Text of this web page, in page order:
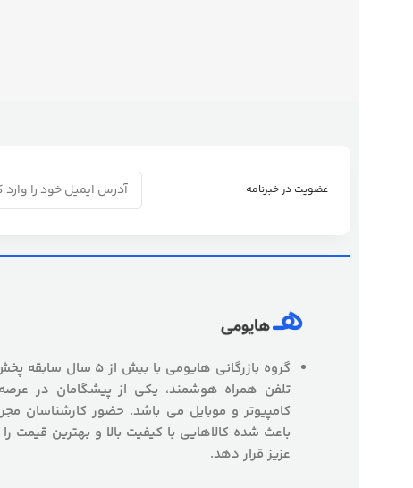
عضویت در خبرنامه
گروه بازرگانی هایومی با
تلفن همراه هوشمند، یکی از پیشگامان در
کامپیوتر و موبایل می باشد. حضور کارشناسان
باعث شده کالاهایی با کیفیت بالا و بهترین قیمت
عزیز قرار دهد.